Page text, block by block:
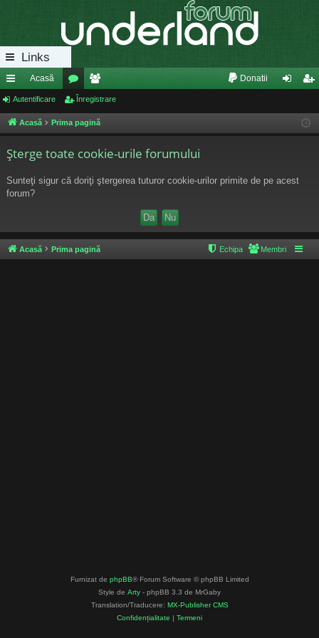
Links
eg
ăt
ra
pi
Acasă
or
u
e
m
Donatii
re
eg
Autentificare Înregistrare
Acasă Prima pagină
Şterge toate cookie-urile forumului
Sunteţi sigur că doriţi ştergerea tuturor cookie-urilor primite de pe acest
forum?
Acasă Prima pagină Membri
Echipa
Furnizat de phpBB® Forum Software © phpBB Limited
Style de Arty - phpBB 3.3 de MrGaby
Translation/Traducere: MX-Publisher CMS
Confidențialitate | Termeni